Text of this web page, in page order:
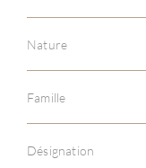
Nature
Famille
Désignation